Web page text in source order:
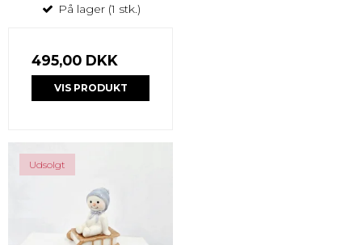
På lager (1 stk.)
495,00 DKK
VIS PRODUKT
Udsolgt